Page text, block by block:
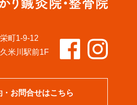
町1-9-12
米川駅前1F
・お問合せはこちら